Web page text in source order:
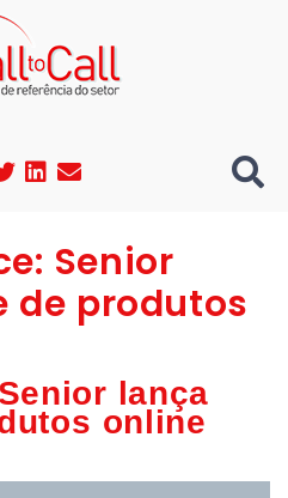
Senior
de produtos
lança
online